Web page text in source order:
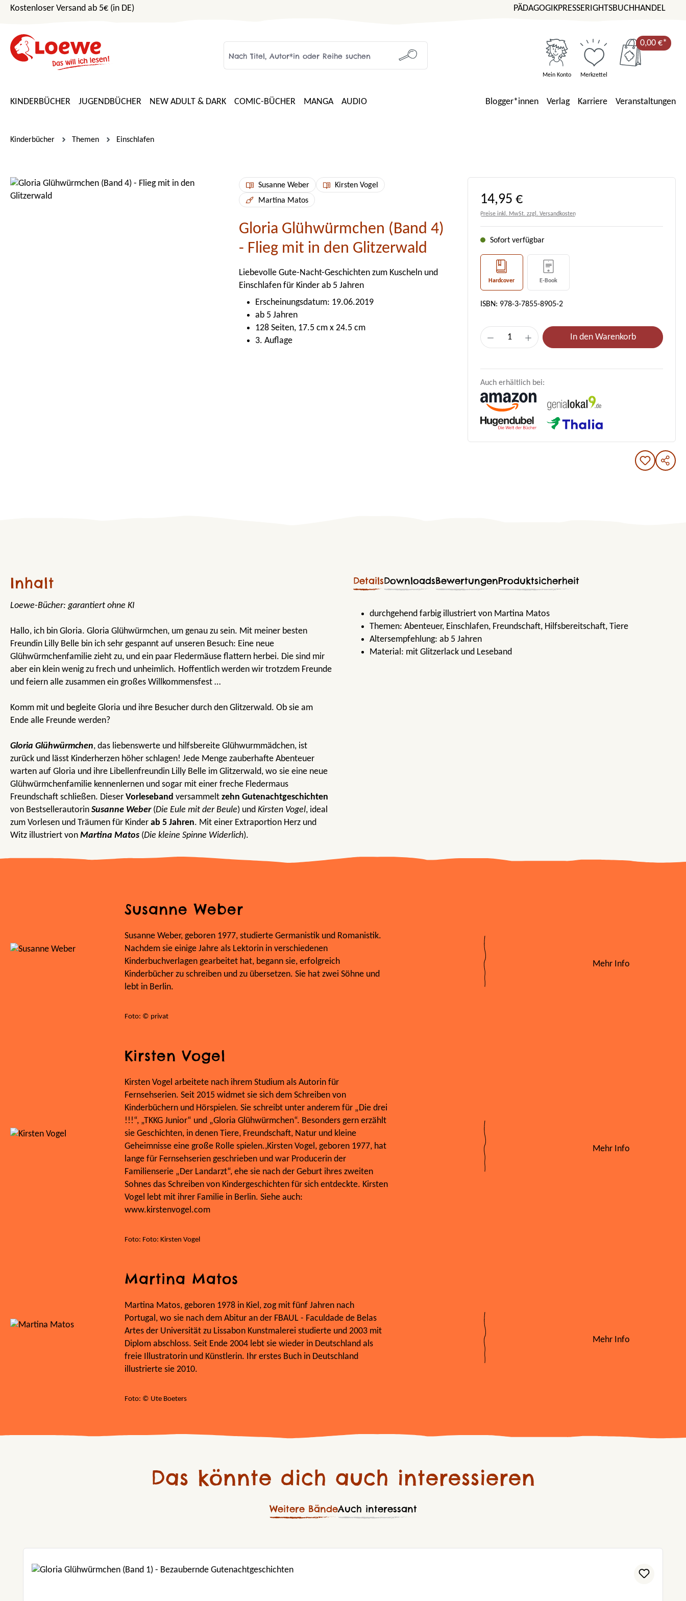
Hauptinhalt springen
Zur Suche springen
Zur Hauptnavigation springen
Kostenloser Versand ab 5€ (in DE) PÄDAGOGIKPRESSERIGHTSBUCHHANDEL
Mein Konto Merkzettel
0,00 €*
KINDERBÜCHER JUGENDBÜCHER NEW ADULT & DARK COMIC-BÜCHER MANGA AUDIO Blogger*innen Verlag Karriere Veranstaltungen
Kinderbücher Themen Einschlafen
Bildergalerie überspringen Susanne Weber
Kirsten Vogel
Martina Matos
Gloria Glühwürmchen (Band 4)
- Flieg mit in den Glitzerwald
Liebevolle Gute-Nacht-Geschichten zum Kuscheln und
Einschlafen für Kinder ab 5 Jahren
Erscheinungsdatum: 19.06.2019
ab 5 Jahren
128 Seiten, 17.5 cm x 24.5 cm
3. Auflage
Regulärer Preis:
14,95 €
Preise inkl. MwSt. zzgl. Versandkosten
Sofort verfügbar
Hardcover E-Book
ISBN: 978-3-7855-8905-2
Produkt Anzahl: Gib den gewünschten
In den Warenkorb
Auch erhältlich bei:
Inhalt
Loewe-Bücher: garantiert ohne KI
Hallo, ich bin Gloria. Gloria Glühwürmchen, um genau zu sein. Mit meiner besten
Freundin Lilly Belle bin ich sehr gespannt auf unseren Besuch: Eine neue
Glühwürmchenfamilie zieht zu, und ein paar Fledermäuse flattern herbei. Die sind mir
aber ein klein wenig zu frech und unheimlich. Hoffentlich werden wir trotzdem Freunde
und feiern alle zusammen ein großes Willkommensfest …
Komm mit und begleite Gloria und ihre Besucher durch den Glitzerwald. Ob sie am
Ende alle Freunde werden?
Gloria Glühwürmchen, das liebenswerte und hilfsbereite Glühwurmmädchen, ist
zurück und lässt Kinderherzen höher schlagen! Jede Menge zauberhafte Abenteuer
warten auf Gloria und ihre Libellenfreundin Lilly Belle im Glitzerwald, wo sie eine neue
Glühwürmchenfamilie kennenlernen und sogar mit einer freche Fledermaus
Freundschaft schließen. Dieser Vorleseband versammelt zehn Gutenachtgeschichten
von Bestsellerautorin Susanne Weber(Die Eule mit der Beule) und Kirsten Vogel, ideal
zum Vorlesen und Träumen für Kinder ab 5 Jahren. Mit einer Extraportion Herz und
Witz illustriert von Martina Matos (Die kleine Spinne Widerlich).
DetailsDownloadsBewertungenProduktsicherheit
durchgehend farbig illustriert von Martina Matos
Themen: Abenteuer, Einschlafen, Freundschaft, Hilfsbereitschaft, Tiere
Altersempfehlung: ab 5 Jahren
Material: mit Glitzerlack und Leseband
Susanne Weber
Susanne Weber, geboren 1977, studierte Germanistik und Romanistik.
Nachdem sie einige Jahre als Lektorin in verschiedenen
Kinderbuchverlagen gearbeitet hat, begann sie, erfolgreich
Kinderbücher zu schreiben und zu übersetzen. Sie hat zwei Söhne und
lebt in Berlin.
Foto: © privat
Mehr Info
Kirsten Vogel
Kirsten Vogel arbeitete nach ihrem Studium als Autorin für
Fernsehserien. Seit 2015 widmet sie sich dem Schreiben von
Kinderbüchern und Hörspielen. Sie schreibt unter anderem für „Die drei
!!!“, „TKKG Junior“ und „Gloria Glühwürmchen“. Besonders gern erzählt
sie Geschichten, in denen Tiere, Freundschaft, Natur und kleine
Geheimnisse eine große Rolle spielen.,Kirsten Vogel, geboren 1977, hat
lange für Fernsehserien geschrieben und war Producerin der
Familienserie „Der Landarzt“, ehe sie nach der Geburt ihres zweiten
Sohnes das Schreiben von Kindergeschichten für sich entdeckte. Kirsten
Vogel lebt mit ihrer Familie in Berlin. Siehe auch:
www.kirstenvogel.com
Foto: Foto: Kirsten Vogel
Mehr Info
Martina Matos
Martina Matos, geboren 1978 in Kiel, zog mit fünf Jahren nach
Portugal, wo sie nach dem Abitur an der FBAUL - Faculdade de Belas
Artes der Universität zu Lissabon Kunstmalerei studierte und 2003 mit
Diplom abschloss. Seit Ende 2004 lebt sie wieder in Deutschland als
freie Illustratorin und Künstlerin. Ihr erstes Buch in Deutschland
illustrierte sie 2010.
Foto: © Ute Boeters
Mehr Info
Das könnte dich auch interessieren
Weitere BändeAuch interessant